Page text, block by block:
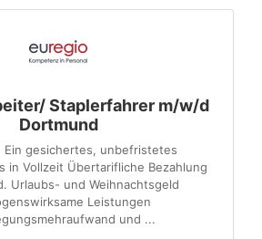
Staplerfahrer m/w/d
Dortmund
Ein gesichertes, unbefristetes
in Vollzeit Übertarifliche Bezahlung
Urlaubs- und Weihnachtsgeld
Leistungen
und ...